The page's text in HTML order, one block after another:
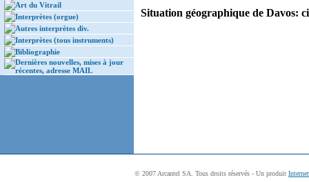
Art du Vitrail
Interprètes (orgue)
Autres interprètes div.
Interprètes (tous instruments)
Bibliographie
Dernières nouvelles, mises à jour
récentes, adresse MAIL
Situation géographique de Davos:
© 2007 Arcantel SA. Tous droits réservés - Un produit